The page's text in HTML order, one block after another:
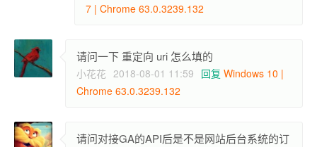
7 | Chrome 63.0.3239.132
请问一下 重定向 uri 怎么填的
小花花 2018-08-01 11:59 回复 Windows 10 |
Chrome 63.0.3239.132
请问对接GA的API后是不是网站后台系统的订